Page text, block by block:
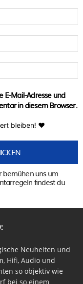
E-Mail-Adresse und
in diesem Browser.
bleiben! ♥
uns um
findest du
Neuheiten und
Hifi, Audio und
so objektiv wie
bei so einem